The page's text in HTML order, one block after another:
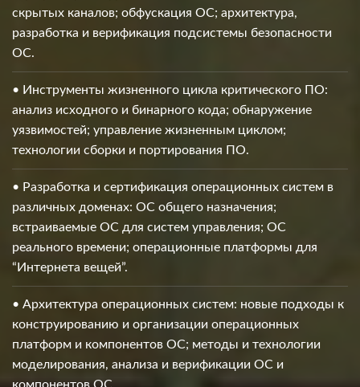
скрытых каналов; обфускация ОС; архитектура,
разработка и верификация подсистемы безопасности
ОС.
• Инструменты жизненного цикла критического ПО:
анализ исходного и бинарного кода; обнаружение
уязвимостей; управление жизненным циклом;
технологии сборки и портирования ПО.
• Разработка и сертификация операционных систем в
различных доменах: ОС общего назначения;
встраиваемые ОС для систем управления; ОС
реального времени; операционные платформы для
“Интернета вещей”.
• Архитектура операционных систем: новые подходы к
конструированию и организации операционных
платформ и компонентов ОС; методы и технологии
моделирования, анализа и верификации ОС и
компонентов ОС.